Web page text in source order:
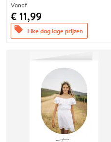
Vanaf
€ 11,99
offers Elke dag lage prijzen